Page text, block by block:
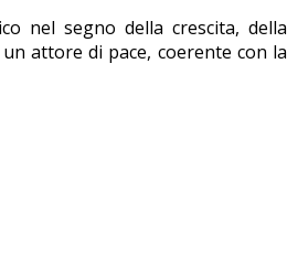
nel segno della crescita, della
attore di pace, coerente con la